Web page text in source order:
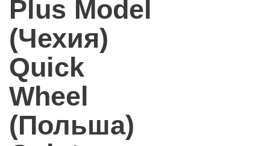
Plus Model
(Чехия)
Quick
Wheel
(Польша)